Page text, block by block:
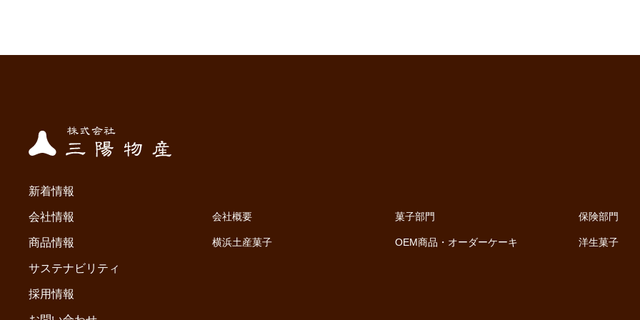
新着情報
会社情報 会社概要 菓子部門 保険部門
商品情報 横浜土産菓子 OEM商品・オーダーケーキ 洋生菓子
サステナビリティ
採用情報